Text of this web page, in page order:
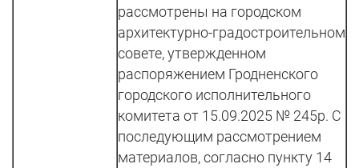
рассмотрены на городском
архитектурно-градостроительном
совете, утвержденном
распоряжением Гродненского
городского исполнительного
комитета от 15.09.2025 № 245р. С
последующим рассмотрением
материалов, согласно пункту 14